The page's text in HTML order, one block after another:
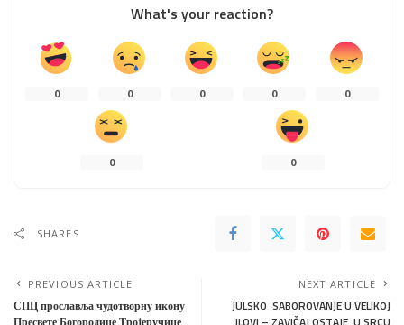
What's your reaction?
0 0 0 0 0
0 0
SHARES
PREVIOUS ARTICLE
СПЦ прославља чудотворну икону
Пресвете Богородице Тројеручице
NEXT ARTICLE
JULSKO SABOROVANJE U VELIKOJ
ILOVI – ZAVIČAJ OSTAJE U SRCU